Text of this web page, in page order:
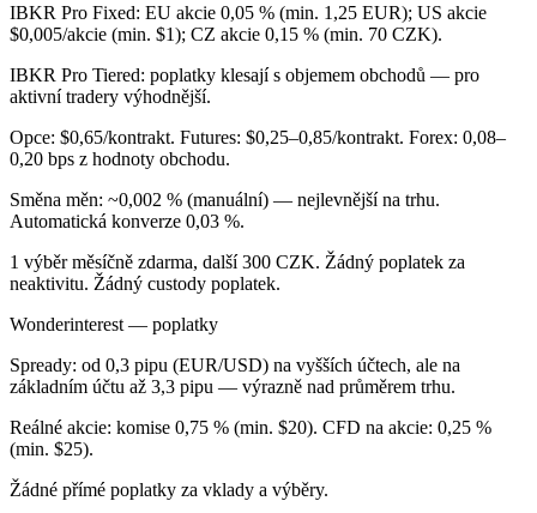
IBKR Pro Fixed: EU akcie 0,05 % (min. 1,25 EUR); US akcie
$0,005/akcie (min. $1); CZ akcie 0,15 % (min. 70 CZK).
IBKR Pro Tiered: poplatky klesají s objemem obchodů — pro
aktivní tradery výhodnější.
Opce: $0,65/kontrakt. Futures: $0,25–0,85/kontrakt. Forex: 0,08–
0,20 bps z hodnoty obchodu.
Směna měn: ~0,002 % (manuální) — nejlevnější na trhu.
Automatická konverze 0,03 %.
1 výběr měsíčně zdarma, další 300 CZK. Žádný poplatek za
neaktivitu. Žádný custody poplatek.
Wonderinterest — poplatky
Spready: od 0,3 pipu (EUR/USD) na vyšších účtech, ale na
základním účtu až 3,3 pipu — výrazně nad průměrem trhu.
Reálné akcie: komise 0,75 % (min. $20). CFD na akcie: 0,25 %
(min. $25).
Žádné přímé poplatky za vklady a výběry.